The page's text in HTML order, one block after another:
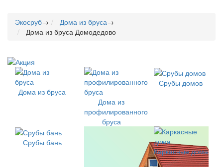
Экосруб→ Дома из бруса→
Дома из бруса Домодедово
Дома из бруса
Дома из
профилированного
бруса
Срубы домов
Срубы бань
Каркасные дома